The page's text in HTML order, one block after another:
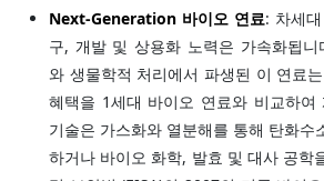
Next-Generation 바이오 연료: 차세
구, 개발 및 상용화 노력은 가속화됩
와 생물학적 처리에서 파생된 이 연료
혜택을 1세대 바이오 연료와 비교하
기술은 가스화와 열분해를 통해 탄화수
하거나 바이오 화학, 발효 및 대사 공학